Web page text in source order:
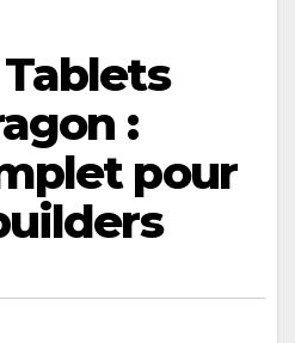
:
pour